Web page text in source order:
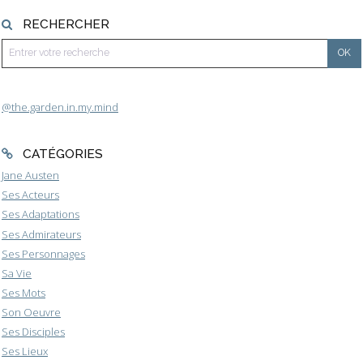
RECHERCHER
@the.garden.in.my.mind
CATÉGORIES
Jane Austen
Ses Acteurs
Ses Adaptations
Ses Admirateurs
Ses Personnages
Sa Vie
Ses Mots
Son Oeuvre
Ses Disciples
Ses Lieux